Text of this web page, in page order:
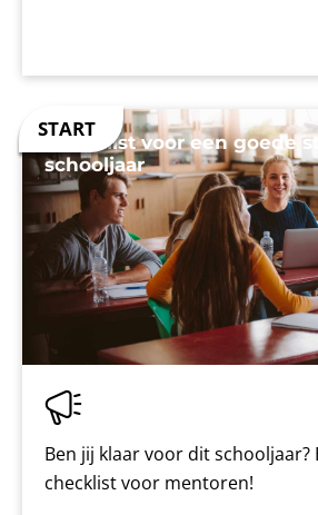
Checklist voor een goede
schooljaar
Ben jij klaar voor dit schooljaar?
checklist voor mentoren!